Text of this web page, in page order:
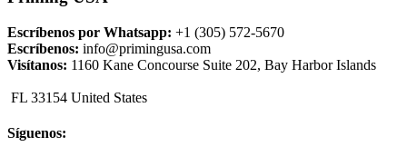
Escríbenos por Whatsapp: +1 (305) 572-5670
Escríbenos: info@primingusa.com
Visítanos: 1160 Kane Concourse Suite 202, Bay Harbor Islands
FL 33154 United States
Síguenos: